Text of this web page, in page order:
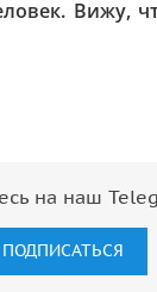
Вижу,
на наш
ПОДПИСАТЬСЯ